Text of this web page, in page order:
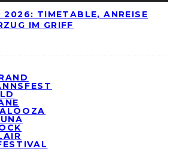
2026: TIMETABLE, ANREISE
IM GRIFF